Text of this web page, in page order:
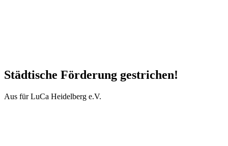
Städtische Förderung gestrichen!
Aus für LuCa Heidelberg e.V.